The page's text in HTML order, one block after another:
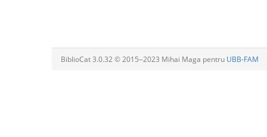
BiblioCat 3.0.32 © 2015‒2023 Mihai Maga pentru UBB-FAM